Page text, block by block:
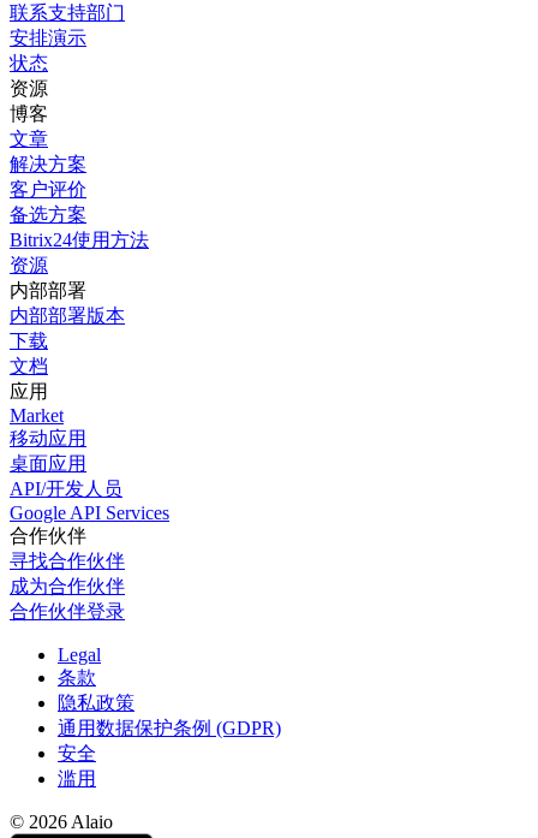
联系支持部门
安排演示
状态
资源
博客
文章
解决方案
客户评价
备选方案
Bitrix24使用方法
资源
内部部署
内部部署版本
下载
文档
应用
Market
移动应用
桌面应用
API/开发人员
Google API Services
合作伙伴
寻找合作伙伴
成为合作伙伴
合作伙伴登录
Legal
条款
隐私政策
通用数据保护条例 (GDPR)
安全
滥用
© 2026 Alaio